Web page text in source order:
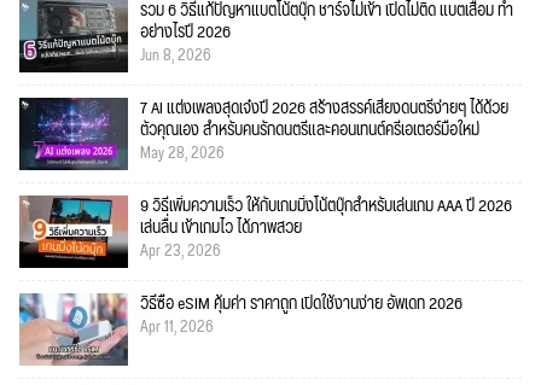
รวม 6 วิธีแก้ปัญหาแบตโน้ตบุ๊ก ชาร์จไม่เข้า เปิดไม่ติด แบตเสื่อม ทำ
อย่างไรปี 2026
Jun 8, 2026
7 AI แต่งเพลงสุดเจ๋งปี 2026 สร้างสรรค์เสียงดนตรีง่ายๆ ได้ด้วย
ตัวคุณเอง สำหรับคนรักดนตรีและคอนเทนต์ครีเอเตอร์มือใหม่
May 28, 2026
9 วิธีเพิ่มความเร็ว ให้กับเกมมิ่งโน้ตบุ๊กสำหรับเล่นเกม AAA ปี 2026
เล่นลื่น เข้าเกมไว ได้ภาพสวย
Apr 23, 2026
วิธีซื้อ eSIM คุ้มค่า ราคาถูก เปิดใช้งานง่าย อัพเดท 2026
Apr 11, 2026